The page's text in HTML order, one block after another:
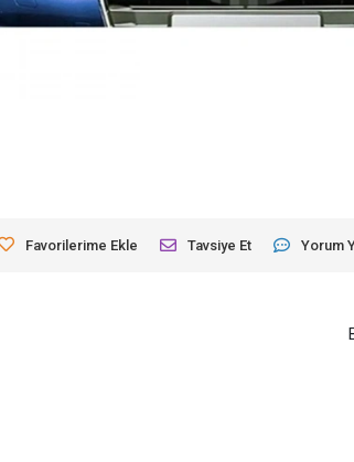
Favorilerime Ekle Tavsiye Et Yorum